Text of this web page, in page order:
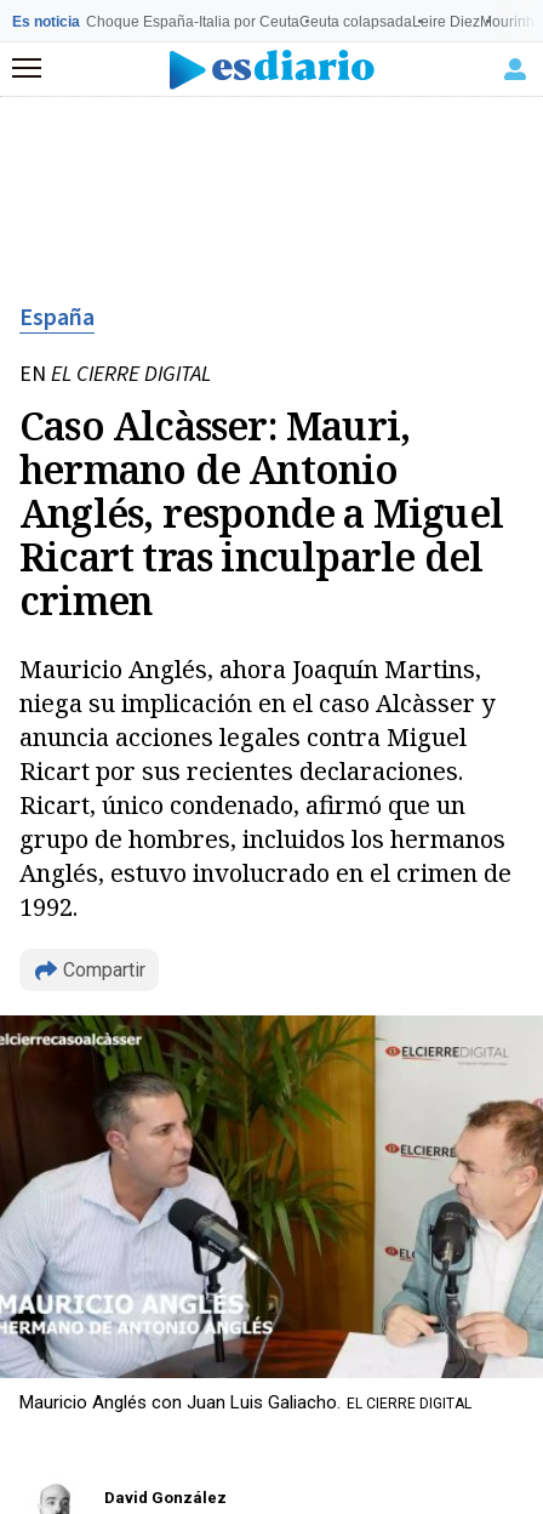
Es noticia Choque España-Italia por CeutaCeuta colapsadaLeire Diez
Menú
España
EN EL CIERRE DIGITAL
Caso Alcàsser: Mauri,
hermano de Antonio
Anglés, responde a Miguel
Ricart tras inculparle del
crimen
Mauricio Anglés, ahora Joaquín Martins,
niega su implicación en el caso Alcàsser y
anuncia acciones legales contra Miguel
Ricart por sus recientes declaraciones.
Ricart, único condenado, afirmó que un
grupo de hombres, incluidos los hermanos
Anglés, estuvo involucrado en el crimen de
1992.
Compartir
Mauricio Anglés con Juan Luis Galiacho. EL CIERRE DIGITAL
David González